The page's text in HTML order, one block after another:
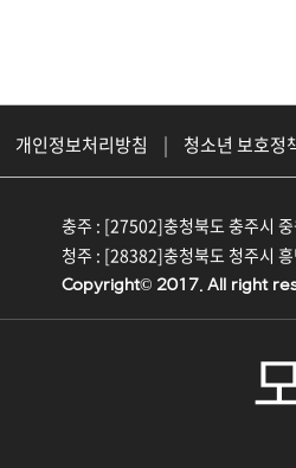
개인정보처리방침 |
청소년 보호정
충주 : [27502]충청북도 충주시
청주 : [28382]충청북도 청주시
Copyright© 2017. All right